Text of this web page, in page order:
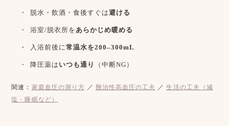
脱水・飲酒・食後すぐは避ける
浴室/脱衣所をあらかじめ暖める
入浴前後に常温水を200–300mL
降圧薬は いつも通り （中断NG）
関連： 家庭血圧の測り方 ／ 難治性高血圧の工夫 ／生活の工夫（減
塩・睡眠など）